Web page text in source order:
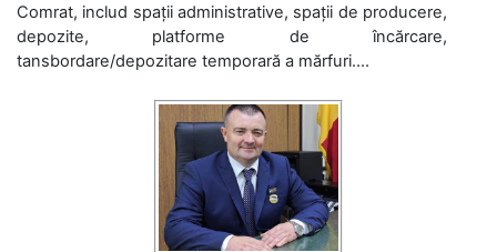
Comrat, includ spații administrative, spații de producere,
depozite, platforme de încărcare,
tansbordare/depozitare temporară a mărfuri....